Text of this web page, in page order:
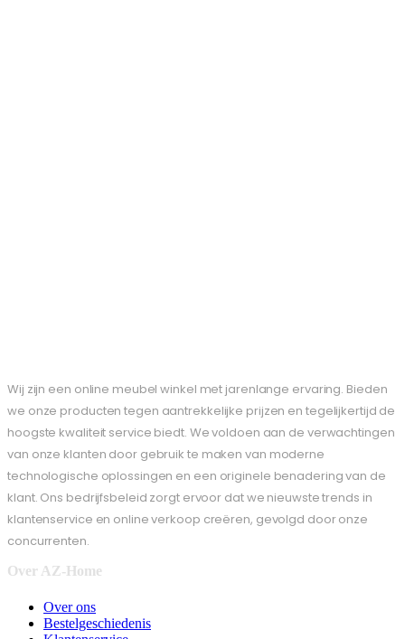
Wij zijn een online meubel winkel met jarenlange ervaring. Bieden
we onze producten tegen aantrekkelijke prijzen en tegelijkertijd de
hoogste kwaliteit service biedt. We voldoen aan de verwachtingen
van onze klanten door gebruik te maken van moderne
technologische oplossingen en een originele benadering van de
klant. Ons bedrijfsbeleid zorgt ervoor dat we nieuwste trends in
klantenservice en online verkoop creëren, gevolgd door onze
concurrenten.
Over AZ-Home
Over ons
Bestelgeschiedenis